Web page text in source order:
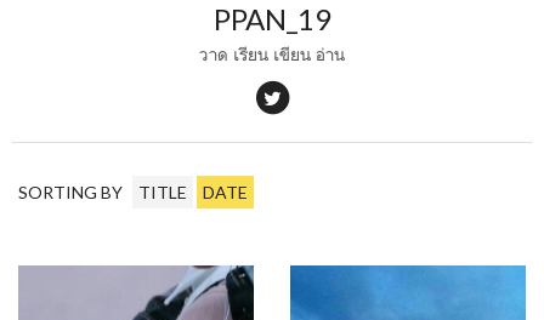
PPAN_19
วาด เรียน เขียน อ่าน
SORTING BY TITLE DATE